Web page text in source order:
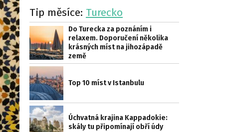
Tip měsíce: Turecko
Do Turecka za poznáním i
relaxem. Doporučení několika
krásných míst na jihozápadě
země
Top 10 míst v Istanbulu
Úchvatná krajina Kappadokie:
skály tu připomínají obří údy